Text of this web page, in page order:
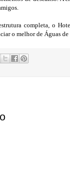
completa, o
o melhor de Águas